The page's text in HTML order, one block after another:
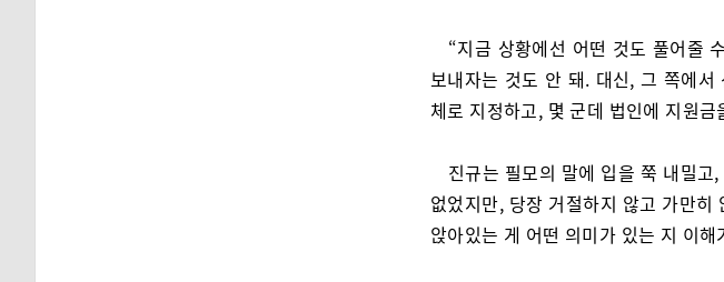
“지금 상황에선 어떤 것도 풀어줄
보내자는 것도 안 돼. 대신, 그 쪽에
체로 지정하고, 몇 군데 법인에 지원금
진규는 필모의 말에 입을 쭉 내밀
없었지만, 당장 거절하지 않고 가만
앉아있는 게 어떤 의미가 있는 지 이